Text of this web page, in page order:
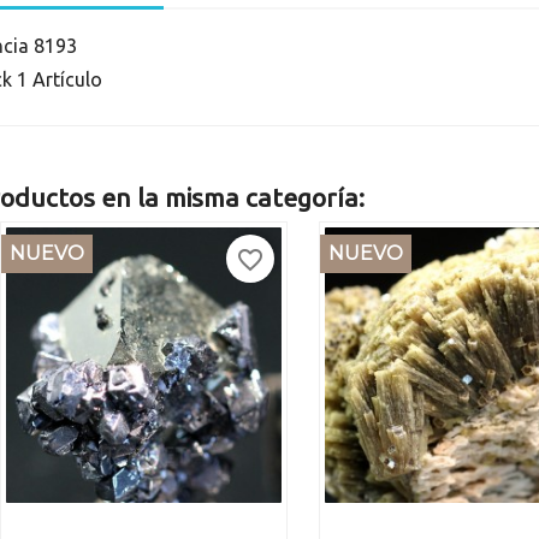
8193
1 Artículo
en la misma categoría:
NUEVO favorite_border NUEVO